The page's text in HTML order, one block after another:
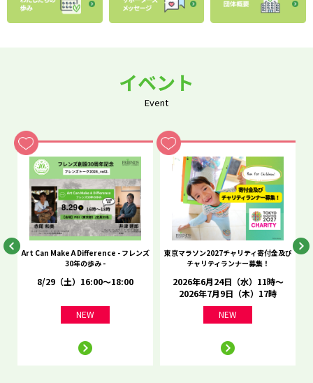
イベント
Event
Art Can Make A Difference - フレンズ
30年の歩み -
8/29（土）16:00～18:00
NEW
東京マラソン2027チャリティ寄付金及び
チャリティランナー募集！
2026年6月24日（水）11時～
2026年7月9日（木）17時
NEW